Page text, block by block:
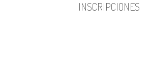
INSCRIPCIONES